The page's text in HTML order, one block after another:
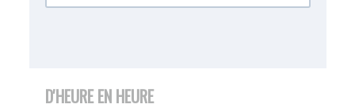
D'HEURE EN HEURE